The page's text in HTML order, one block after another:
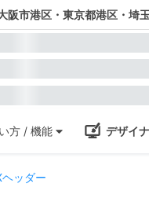
阪市港区・東京都港区・埼
方 / 機能 デザイ
ッダー